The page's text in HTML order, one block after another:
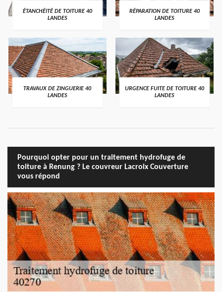
ÉTANCHÉITÉ DE TOITURE 40
LANDES
RÉPARATION DE TOITURE 40
LANDES
TRAVAUX DE ZINGUERIE 40
LANDES
URGENCE FUITE DE TOITURE 40
LANDES
Pourquoi opter pour un traitement hydrofuge de
toiture à Renung ? Le couvreur Lacroix Couverture
vous répond